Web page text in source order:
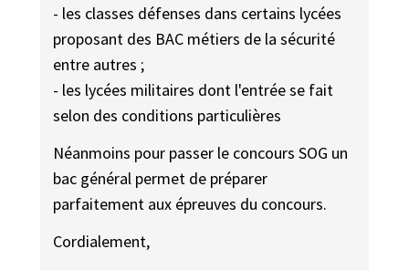
- les classes défenses dans certains lycées
proposant des BAC métiers de la sécurité
entre autres ;
- les lycées militaires dont l'entrée se fait
selon des conditions particulières
Néanmoins pour passer le concours SOG un
bac général permet de préparer
parfaitement aux épreuves du concours.
Cordialement,